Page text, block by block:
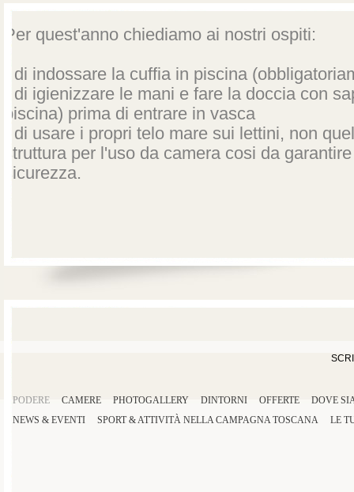
Per quest'anno chiediamo ai nostri ospiti:
- di indossare la cuffia in piscina
- di igienizzare le mani e fare la doccia con
piscina) prima di entrare in vasca
- di usare i propri telo mare sui lettini, non
struttura per l'uso da camera cosi da
sicurezza.
PODERE CAMERE PHOTOGALLERY DINTORNI OFFERTE
DOVE
NEWS & EVENTI
SPORT&ATTIVITÀ NELLACAMPAGNA TOSCANA LE